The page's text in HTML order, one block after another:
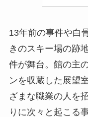
13年前の事件や白
きのスキー場の跡
件が舞台。館の主
ンを収蔵した展望
ざまな職業の人を
りに次々と起こる